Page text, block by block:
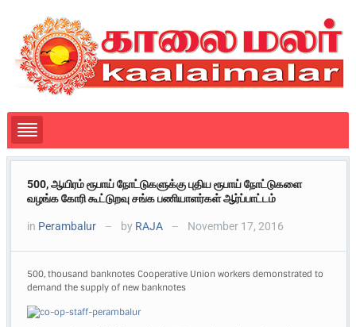
500, ஆயிரம் ரூபாய் நோட்டுகளுக்கு புதிய ரூபாய் நோட்டுகளை
வழங்க கோரி கூட்டுறவு சங்க பணியாளர்கள் ஆர்ப்பாட்டம்
in Perambalur — by RAJA — November 17, 2016
500, thousand banknotes Cooperative Union workers demonstrated to
demand the supply of new banknotes